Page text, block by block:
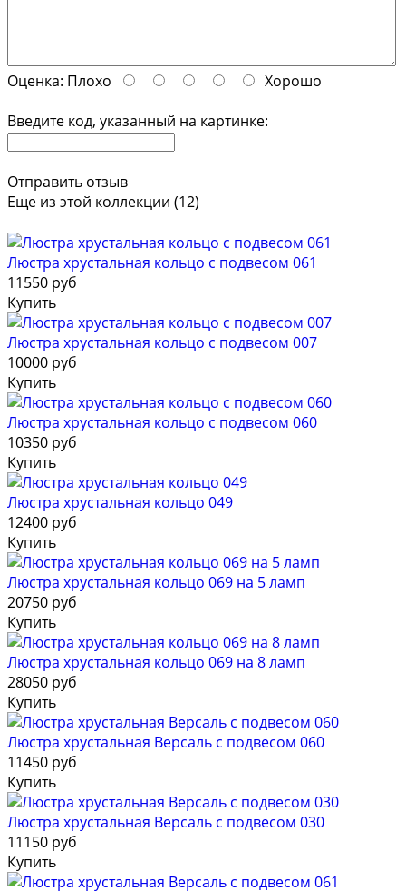
Оценка: Плохо
Хорошо
Введите код, указанный на картинке:
Отправить отзыв
Еще из этой коллекции (12)
Люстра хрустальная кольцо с подвесом 061
11550 руб
Купить
Люстра хрустальная кольцо с подвесом 007
10000 руб
Купить
Люстра хрустальная кольцо с подвесом 060
10350 руб
Купить
Люстра хрустальная кольцо 049
12400 руб
Купить
Люстра хрустальная кольцо 069 на 5 ламп
20750 руб
Купить
Люстра хрустальная кольцо 069 на 8 ламп
28050 руб
Купить
Люстра хрустальная Версаль с подвесом 060
11450 руб
Купить
Люстра хрустальная Версаль с подвесом 030
11150 руб
Купить